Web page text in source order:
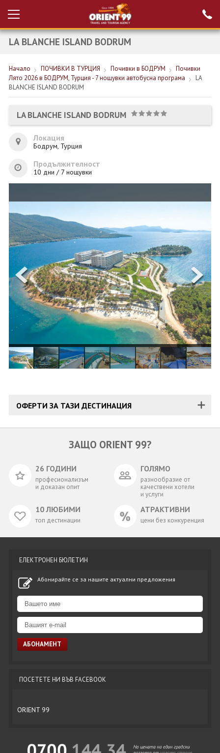
Вход за агенти
Проверка на
РАННИ ЗАПИСВАНИЯ ТУРЦИЯ
НОВА ГОДИНА ТУРЦИЯ
НОВА ГОДИНА
КРУИЗИ
ЕКЗОТИКА
ОЩЕ
ЗА НАС
КОНТАКТИ
ФИРМЕНИ ДОКУМЕНТИ
0700 144 34 Запитване
ПОСЛЕДВАЙТЕ НИ
LA BLANCHE ISLAND BODRUM
Начало ПОЧИВКИ В ТУРЦИЯ Почивки в БОДРУМ
Почивки
Лято 2026 в БОДРУМ, Турция - 7 нощувки автобусна програма
LA
BLANCHE ISLAND BODRUM
LA BLANCHE ISLAND BODRUM
Локация
Бодрум, Турция
Продължителност
10 дни / 7 нощувки
ОФЕРТИ ЗА ТАЗИ ДЕСТИНАЦИЯ
ЗАЩО ORIENT 99?
26 ГОДИНИ
професионализъм
и доказан опит
ГОЛЯМО
разнообразие от
качествени хотели
и услуги
10 ЛЮБИМИ
топ дестинации
АТРАКТИВНИ
цени без конкуренция
ЕЛЕКТРОНЕН БЮЛЕТИН
Абонирайте се за нашите актуални предложения
ПОСЕТЕТЕ НИ ВЪВ FACEBOOK
ORIENT 99